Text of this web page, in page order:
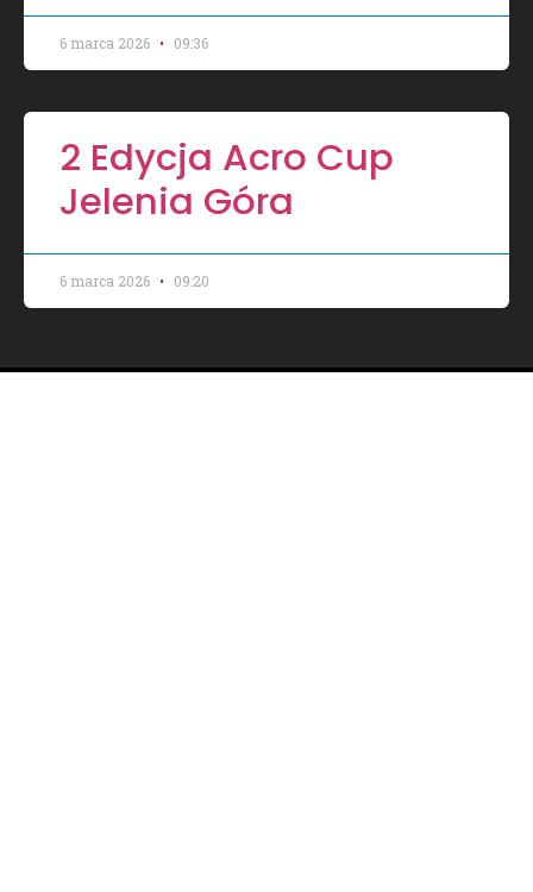
6 marca 2026 09:36
2 Edycja Acro Cup
Jelenia Góra
6 marca 2026 09:20